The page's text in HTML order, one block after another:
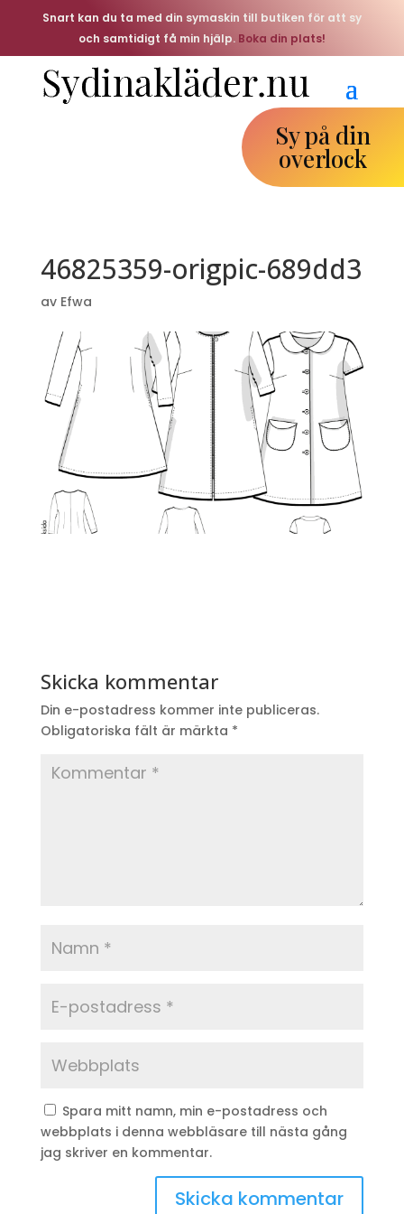
Snart kan du ta med din symaskin till butiken för att sy
och samtidigt få min hjälp. Boka din plats!
Sy på din
overlock
46825359-origpic-689dd3
av Efwa
Skicka kommentar
Din e-postadress kommer inte publiceras.
Obligatoriska fält är märkta *
Spara mitt namn, min e-postadress och
webbplats i denna webbläsare till nästa gång
jag skriver en kommentar.